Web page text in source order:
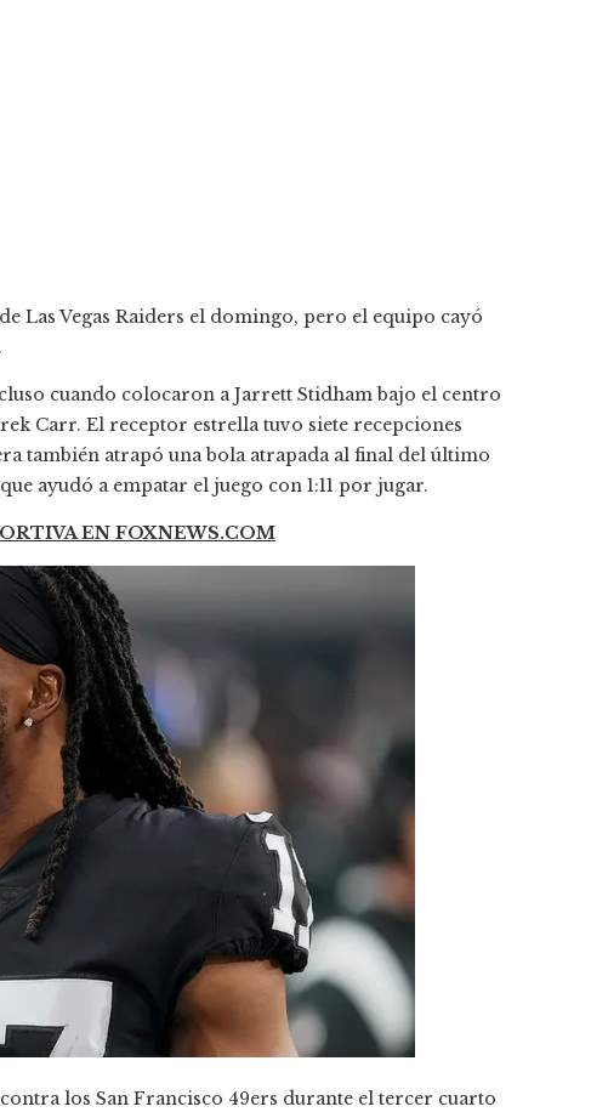
Las Vegas Raiders el domingo, pero el equipo cayó
cuando colocaron a Jarrett Stidham bajo el centro
Carr. El receptor estrella tuvo siete recepciones
también atrapó una bola atrapada al final del último
ayudó a empatar el juego con 1:11 por jugar.
EN FOXNEWS.COM
los San Francisco 49ers durante el tercer cuarto